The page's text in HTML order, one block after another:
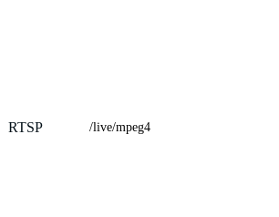
RTSP /live/mpeg4